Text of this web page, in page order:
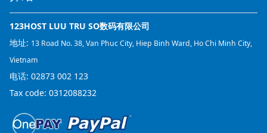
123HOST LUU TRU SO数码有限公司
地址: 13 Road No. 38, Van Phuc City, Hiep Binh Ward, Ho Chi Minh City,
Vietnam
电话: 02873 002 123
Tax code: 0312088232